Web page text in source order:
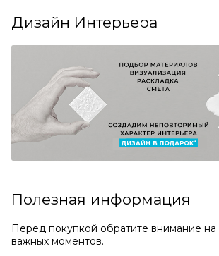
Дизайн Интерьера
Полезная информация
Перед покупкой обратите внимание на
важных моментов.